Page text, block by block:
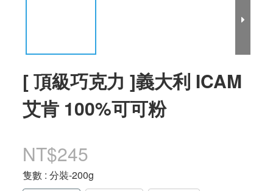
[ 頂級巧克力 ]義大利 ICAM
艾肯 100%可可粉
NT$245
隻數 : 分裝-200g